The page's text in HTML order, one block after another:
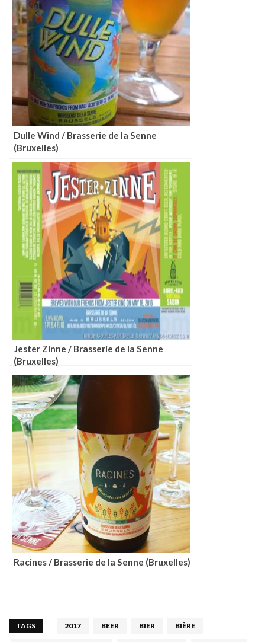
Dulle Wind / Brasserie de la Senne
(Bruxelles)
Jester Zinne / Brasserie de la Senne
(Bruxelles)
Racines / Brasserie de la Senne (Bruxelles)
TAGS 2017 BEER BIER BIÈRE